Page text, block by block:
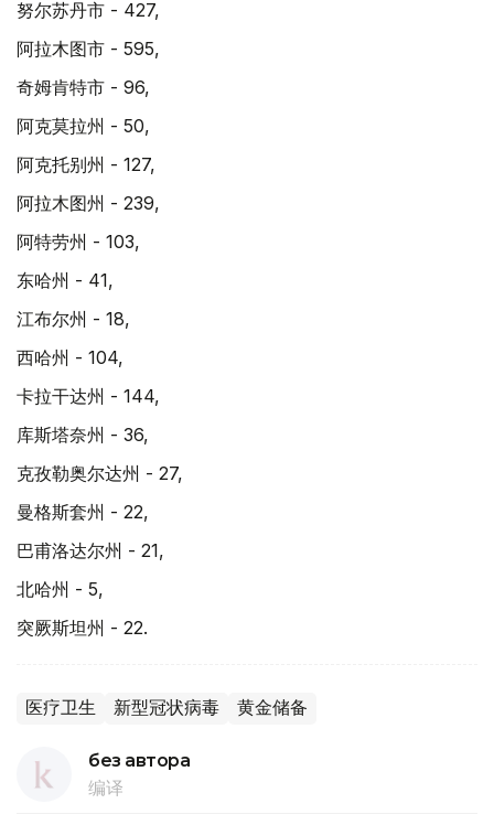
努尔苏丹市 - 427,
阿拉木图市 - 595,
奇姆肯特市 - 96,
阿克莫拉州 - 50,
阿克托别州 - 127,
阿拉木图州 - 239,
阿特劳州 - 103,
东哈州 - 41,
江布尔州 - 18,
西哈州 - 104,
卡拉干达州 - 144,
库斯塔奈州 - 36,
克孜勒奥尔达州 - 27,
曼格斯套州 - 22,
巴甫洛达尔州 - 21,
北哈州 - 5,
突厥斯坦州 - 22.
医疗卫生 新型冠状病毒 黄金储备
без автора
编译